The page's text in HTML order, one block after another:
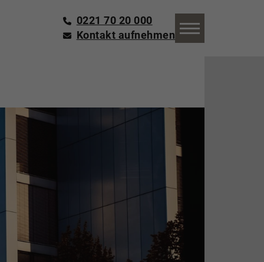
0221 70 20 000
Kontakt aufnehmen